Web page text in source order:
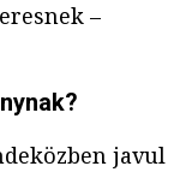
–
javul